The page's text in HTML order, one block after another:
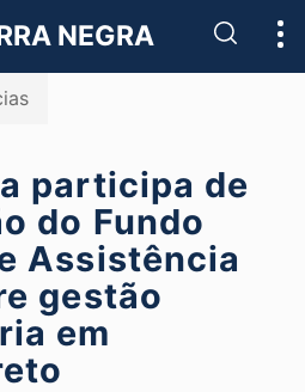
NEGRA
participa de
do Fundo
Assistência
gestão
em